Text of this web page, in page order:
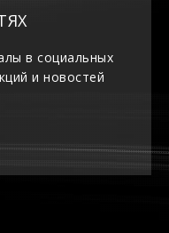
в социальных
и новостей